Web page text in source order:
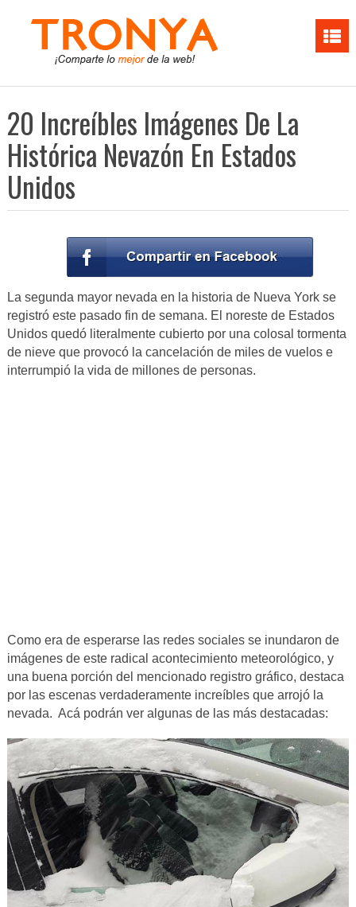
20 Increíbles Imágenes De La
Histórica Nevazón En Estados
Unidos
La segunda mayor nevada en la historia de Nueva York se
registró este pasado fin de semana. El noreste de Estados
Unidos quedó literalmente cubierto por una colosal tormenta
de nieve que provocó la cancelación de miles de vuelos e
interrumpió la vida de millones de personas.
Como era de esperarse las redes sociales se inundaron de
imágenes de este radical acontecimiento meteorológico, y
una buena porción del mencionado registro gráfico, destaca
por las escenas verdaderamente increíbles que arrojó la
nevada. Acá podrán ver algunas de las más destacadas: